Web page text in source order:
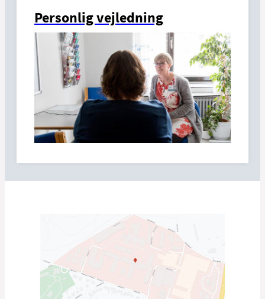
Personlig vejledning